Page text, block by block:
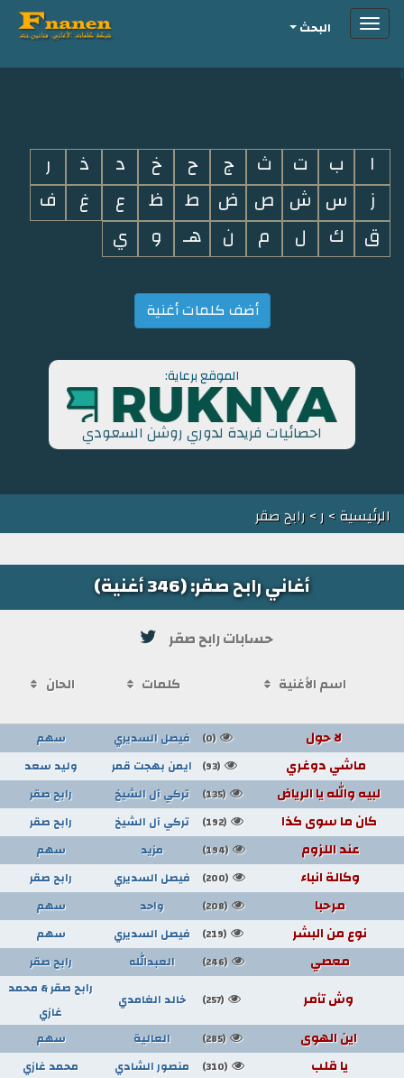
i
Toggleالبحث
ا ب ت ث ج ح خ د ذ
ر
ز
س ش ص ض ط ظ ع غ
ف
ق
ك ل م ن هـ و ي
أضف كلمات أغنية
الموقع برعاية:
احصائيات فريدة لدوري روشن السعودي
الرئيسية> ر> رابح صقر
أغاني رابح صقر: (346 أغنية)
حسابات رابح صقر
اسم الأغنية كلمات الحان
لا حول (0) فيصل السديري سهم
ماشي دوغري (93) ايمن بهجت قمر وليد سعد
لبيه والله يا الرياض (135) تركي آل الشيخ رابح صقر
كان ما سوى كذا (192) تركي آل الشيخ رابح صقر
عند اللزوم (194) مزيد سهم
وكالة انباء (200) فيصل السديري رابح صقر
مرحبا (208) واحد سهم
نوع من البشر (219) فيصل السديري سهم
معصي (246) العبدالله رابح صقر
وش تأمر (257) خالد الغامدي
رابح صقر & محمد
غازي
اين الهوى (285) العالية سهم
يا قلب (310) منصور الشادي محمد غازي